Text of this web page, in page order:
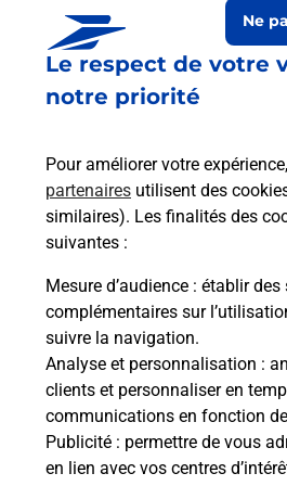
Le respect de votre
notre priorité
Pour améliorer votre
partenaires utilisent des
similaires). Les finalités des
suivantes :
Mesure d’audience : établir
complémentaires sur
suivre la navigation.
Analyse et personnalisation :
clients et personnaliser en
communications en fonction
Publicité : permettre de vous
en lien avec vos centres
Ne
Collecte du courrier
5 Rue De Colombey
52130 Brousseval
Itinéraire
Le lien s'ouvre dans un nouvel onglet